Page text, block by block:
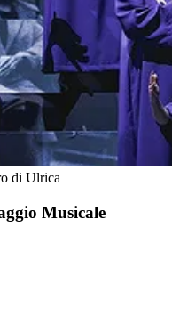
di Ulrica
Musicale